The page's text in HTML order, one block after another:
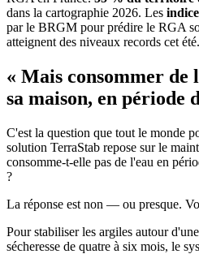
dans la cartographie 2026. Les
par le BRGM pour prédire le RGA
atteignent des niveaux records cet été.
« Mais consommer
sa maison, en période
C'est la question que tout le monde
solution TerraStab repose sur le
consomme-t-elle pas de l'eau en
?
La réponse est non — ou presque.
Pour stabiliser les argiles autour
sécheresse de quatre à six mois, le